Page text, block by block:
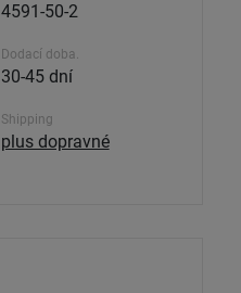
4591-50-2
Dodací doba.
30-45 dní
Shipping
plus dopravné